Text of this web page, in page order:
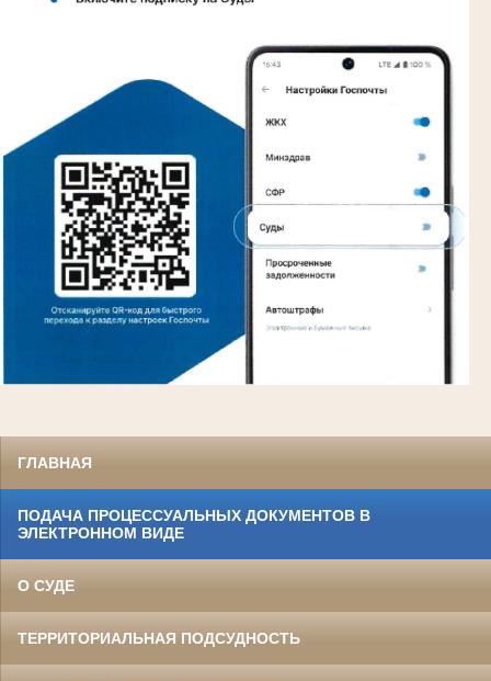
ГЛАВНАЯ
ПОДАЧА ПРОЦЕССУАЛЬНЫХ ДОКУМЕНТОВ В
ЭЛЕКТРОННОМ ВИДЕ
О СУДЕ
ТЕРРИТОРИАЛЬНАЯ ПОДСУДНОСТЬ